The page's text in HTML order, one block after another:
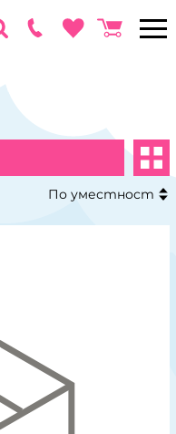
По уместност